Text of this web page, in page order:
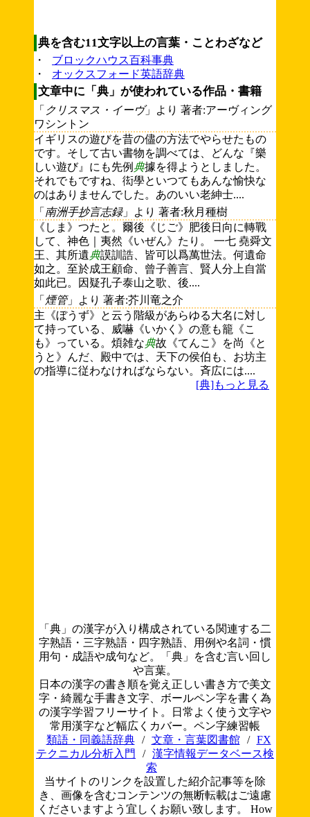
典を含む11文字以上の言葉・ことわざなど
・
ブロックハウス百科事典
・
オックスフォード英語辞典
文章中に「典」が使われている作品・書籍
「 クリスマス・イーヴ」より 著者:アーヴィング
ワシントン
イギリスの遊びを昔の儘の方法でやらせたもの
です。そして古い書物を調べては、どんな『樂
しい遊び』にも先例 典據を得ようとしました。
それでもですね、衒學といつてもあんな愉快な
のはありませんでした。あのいい老紳士....
「 南洲手抄言志録」より 著者:秋月種樹
《しま》つたと。爾後《じご》肥後日向に轉戰
して、神色｜夷然《いぜん》たり。 一七 堯舜文
王、其所遺典謨訓誥、皆可以爲萬世法。何遺命
如之。至於成王顧命、曾子善言、賢人分上自當
如此已。因疑孔子泰山之歌、後....
「 煙管」より 著者:芥川竜之介
主《ぼうず》と云う階級があらゆる大名に対し
て持っている、威嚇《いかく》の意も籠《こ
も》っている。煩雑な典故《てんこ》を尚《と
うと》んだ、殿中では、天下の侯伯も、お坊主
の指導に従わなければならない。斉広には....
[典]もっと見る
「典」の漢字が入り構成されている関連する二
字熟語・三字熟語・四字熟語、用例や名詞・慣
用句・成語や成句など。「典」を含む言い回し
や言葉。
日本の漢字の書き順を覚え正しい書き方で美文
字・綺麗な手書き文字、ボールペン字を書く為
の漢字学習フリーサイト。日常よく使う文字や
常用漢字など幅広くカバー。ペン字練習帳
類語・同義語辞典
/ 文章・言葉図書館 /
FX
テクニカル分析入門
/ 漢字情報データベース検
索
当サイトのリンクを設置した紹介記事等を除
き、画像を含むコンテンツの無断転載はご遠慮
くださいますよう宜しくお願い致します。 How